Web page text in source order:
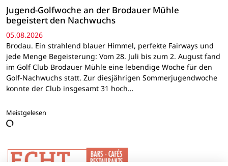
Jugend-Golfwoche an der Brodauer Mühle
begeistert den Nachwuchs
05.08.2026
Brodau. Ein strahlend blauer Himmel, perfekte Fairways und
jede Menge Begeisterung: Vom 28. Juli bis zum 2. August fand
im Golf Club Brodauer Mühle eine lebendige Woche für den
Golf-Nachwuchs statt. Zur diesjährigen Sommerjugendwoche
konnte der Club insgesamt 31 hoch…
Meistgelesen